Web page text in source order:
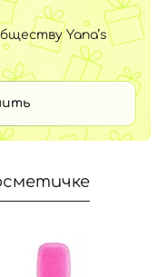
Yana’s